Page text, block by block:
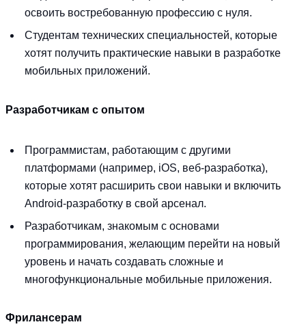
освоить востребованную профессию с нуля.
Студентам технических специальностей, которые
хотят получить практические навыки в разработке
мобильных приложений.
Разработчикам с опытом
Программистам, работающим с другими
платформами (например, iOS, веб-разработка),
которые хотят расширить свои навыки и включить
Android-разработку в свой арсенал.
Разработчикам, знакомым с основами
программирования, желающим перейти на новый
уровень и начать создавать сложные и
многофункциональные мобильные приложения.
Фрилансерам